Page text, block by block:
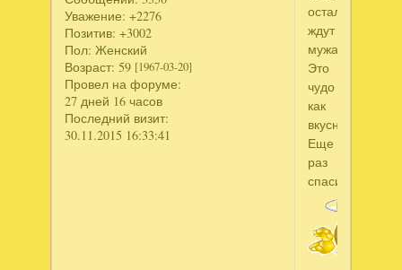
Уважение: +2276
Позитив: +3002
Пол: Женский
Возраст: 59 [1967-03-20]
Провел на форуме:
27 дней 16 часов
Последний визит:
30.11.2015 16:33:41
остальные
ждут
мужа.
Это
чудо
как
вкусно.
Еще
раз
спасибо.